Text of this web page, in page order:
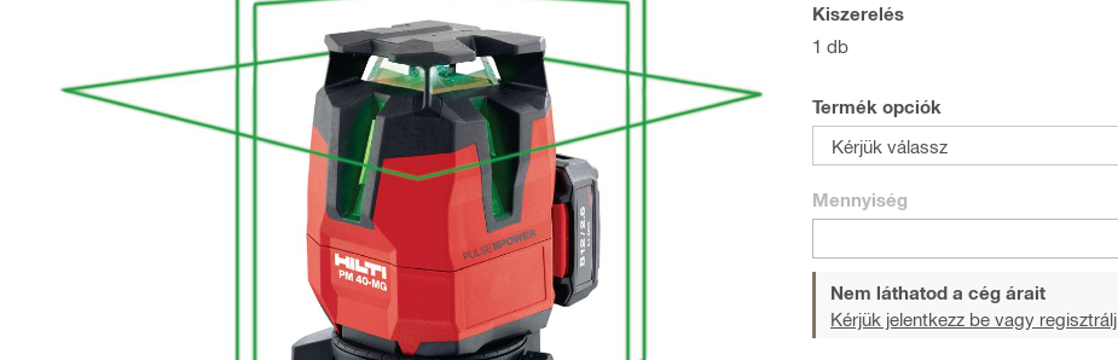
Kiszerelés
1 db
Termék opciók
Kérjük válassz
Mennyiség
Nem láthatod a cég árait
Kérjük jelentkezz be vagy regisztrálj